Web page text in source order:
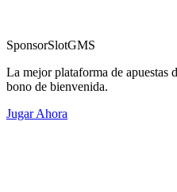
SponsorSlotGMS
La mejor plataforma de apuestas
bono de bienvenida.
Jugar Ahora